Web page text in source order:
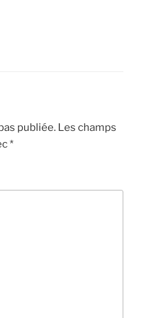
publiée. Les champs
*